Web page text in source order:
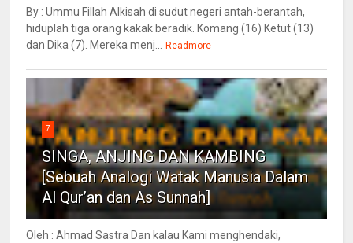
By : Ummu Fillah Alkisah di sudut negeri antah-berantah,
hiduplah tiga orang kakak beradik. Komang (16) Ketut (13)
dan Dika (7). Mereka menj... Readmore
7
SINGA, ANJING DAN KAMBING
[Sebuah Analogi Watak Manusia Dalam
Al Qur’an dan As Sunnah]
Oleh : Ahmad Sastra Dan kalau Kami menghendaki,